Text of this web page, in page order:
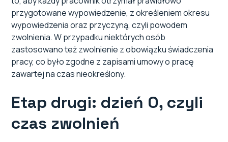
przygotowane wypowiedzenie, z określeniem okresu
wypowiedzenia oraz przyczyną, czyli powodem
zwolnienia. W przypadku niektórych osób
zastosowano też zwolnienie z obowiązku świadczenia
pracy, co było zgodne z zapisami umowy o pracę
zawartej na czas nieokreślony.
Etap drugi: dzień 0, czyli
czas zwolnień